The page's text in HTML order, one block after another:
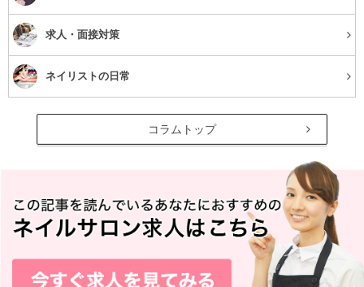
デメリットや注意点
頭皮へのダメージを抑えることができるクリームシャンプ
ーですが、メリットばかりではありません。まず、これは
デメリットというよりは違和感になりますが、クリームシ
ャンプーは泡立たちません。
1ヶ月も使っていれば慣れてきますがはじめのうちは泡立
たないことで、いつも頭を洗っている感覚と異なることに
戸惑う人もいます。
次に、洗髪力に関してですが、合成界面活性剤を使ってい
求人・面接対策
ネイリストの日常
コラムトップ